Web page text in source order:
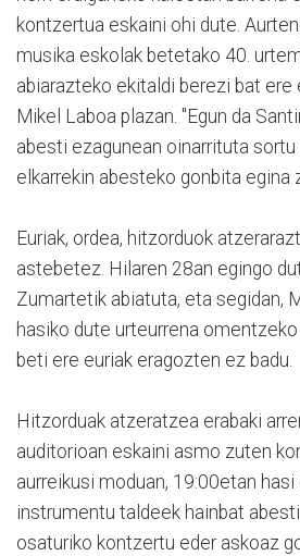
kontzertua eskaini ohi dute.
musika eskolak betetako 40.
abiarazteko ekitaldi berezi bat ere
Mikel Laboa plazan. "Egun da
abesti ezagunean oinarrituta
elkarrekin abesteko gonbita egina
Euriak, ordea, hitzorduok
astebetez. Hilaren 28an egingo
Zumartetik abiatuta, eta segidan,
hasiko dute urteurrena
beti ere euriak eragozten ez badu.
Hitzorduak atzeratzea erabaki
auditorioan eskaini asmo zuten
aurreikusi moduan, 19:00etan hasi
instrumentu taldeek hainbat
osaturiko kontzertu eder askoaz